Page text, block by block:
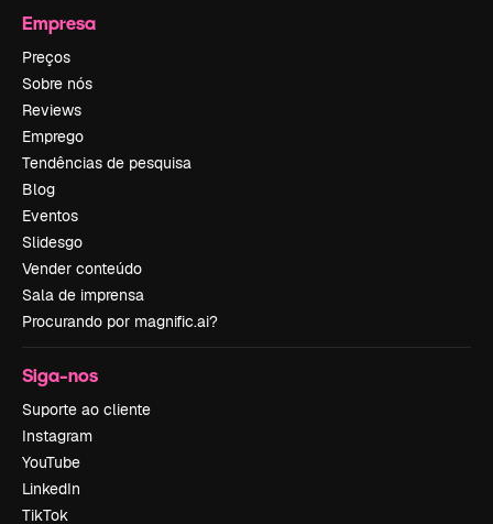
Empresa
Preços
Sobre nós
Reviews
Emprego
Tendências de pesquisa
Blog
Eventos
Slidesgo
Vender conteúdo
Sala de imprensa
Procurando por magnific.ai?
Siga-nos
Suporte ao cliente
Instagram
YouTube
LinkedIn
TikTok